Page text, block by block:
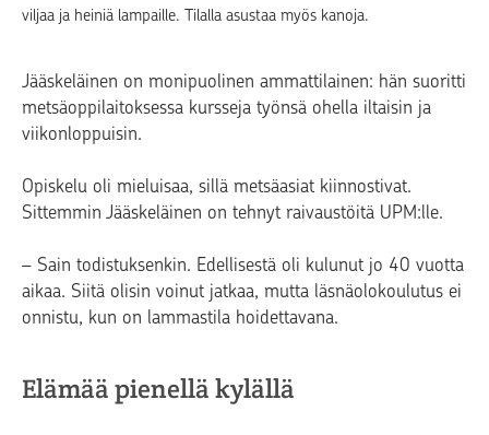
viljaa ja heiniä lampaille. Tilalla asustaa myös kanoja.
Jääskeläinen on monipuolinen ammattilainen: hän suoritti
metsäoppilaitoksessa kursseja työnsä ohella iltaisin ja
viikonloppuisin.
Opiskelu oli mieluisaa, sillä metsäasiat kiinnostivat.
Sittemmin Jääskeläinen on tehnyt raivaustöitä UPM:lle.
– Sain todistuksenkin. Edellisestä oli kulunut jo 40 vuotta
aikaa. Siitä olisin voinut jatkaa, mutta läsnäolokoulutus ei
onnistu, kun on lammastila hoidettavana.
Elämää pienellä kylällä